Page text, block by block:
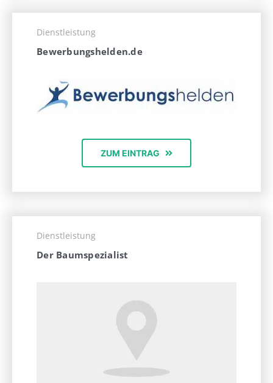
Dienstleistung
Bewerbungshelden.de
ZUM EINTRAG
Dienstleistung
Der Baumspezialist